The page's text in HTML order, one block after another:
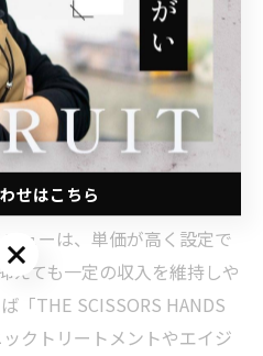
現するには、お客様から長
ー」を持つことが重要で
ク素材を使った髪質改善施
る大人女性に特に人気があ
ず、髪本来の美しさを引き
別化にもつながります。
ューは、単価が高く設定で
えても一定の収入を維持しや
「THE SCISSORS HANDS
クトリートメントやエイジ
せはこちら
せはこちら